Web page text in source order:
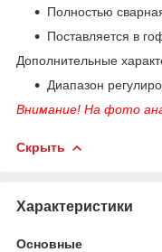
Полностью
Поставляется в
Дополнительные
Диапазон
Внимание! На фото
Скрыть
Характеристики
Основные